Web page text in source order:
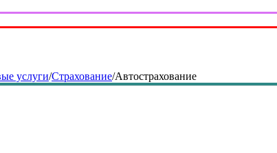
услуги/Страхование/Автострахование